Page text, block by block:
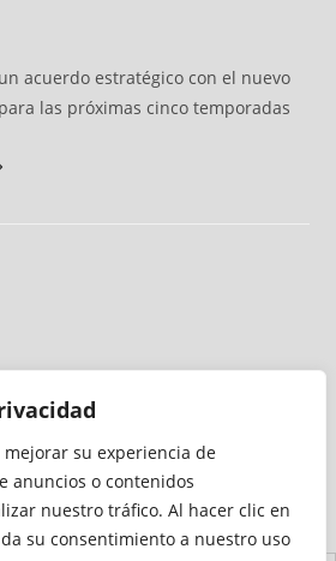
mejorar su experiencia de
anuncios o contenidos
nuestro tráfico. Al hacer clic en
su consentimiento a nuestro uso
acuerdo estratégico con el nuevo
las próximas cinco temporadas
por